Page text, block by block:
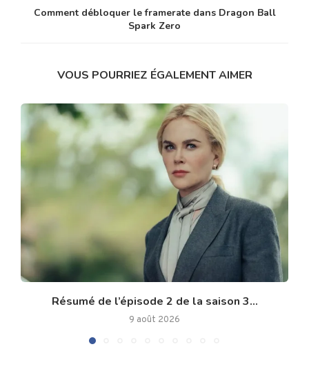
Comment débloquer le framerate dans Dragon Ball
Spark Zero
VOUS POURRIEZ ÉGALEMENT AIMER
Résumé de l’épisode 2 de la saison 3...
9 août 2026